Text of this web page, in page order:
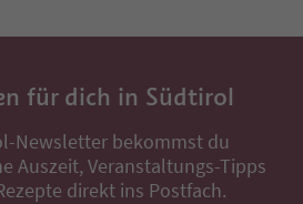
für dich in Südtirol
Newsletter bekommst du
Auszeit, Veranstaltungs-Tipps
direkt ins Postfach.